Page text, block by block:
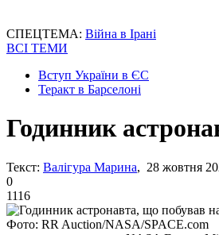
СПЕЦТЕМА: Війна в Ірані
ВСІ ТЕМИ
Вступ України в ЄС
Теракт в Барселоні
Годинник
Текст: Валігура Марина, 28 жовтня
0
1116
Фото: RR Auction/NASA/SPACE.com